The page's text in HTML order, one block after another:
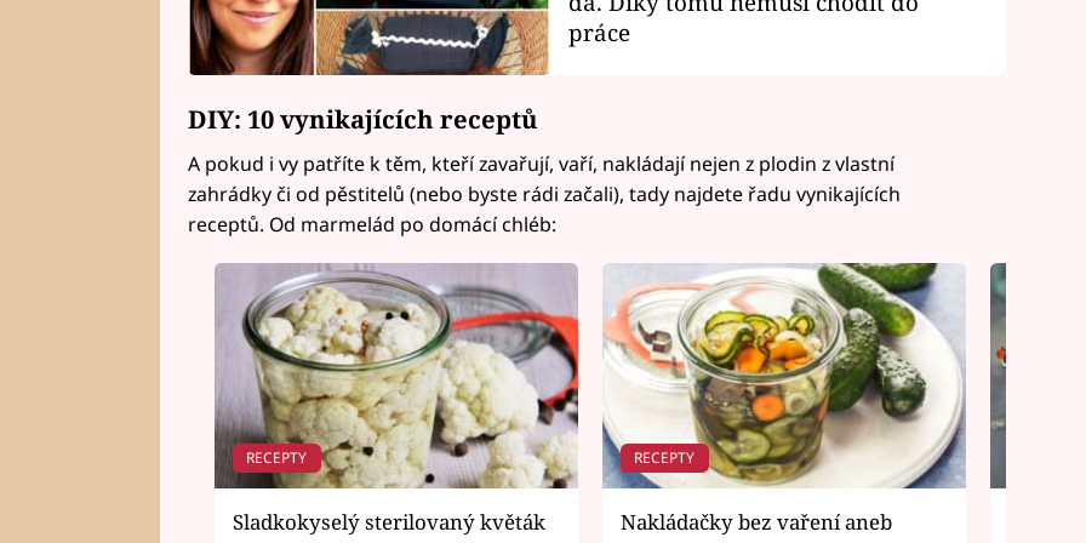
práce
DIY: 10 vynikajících receptů
A pokud i vy patříte k těm, kteří zavařují, vaří, nakládají nejen z plodin z vlastní
zahrádky či od pěstitelů (nebo byste rádi začali), tady najdete řadu vynikajících
receptů. Od marmelád po domácí chléb:
RECEPTY
Sladkokyselý sterilovaný květák
RECEPTY
Nakládačky bez vaření aneb